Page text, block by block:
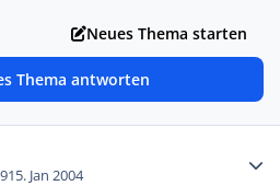
Neues Thema starten
Thema antworten
15. Jan 2004